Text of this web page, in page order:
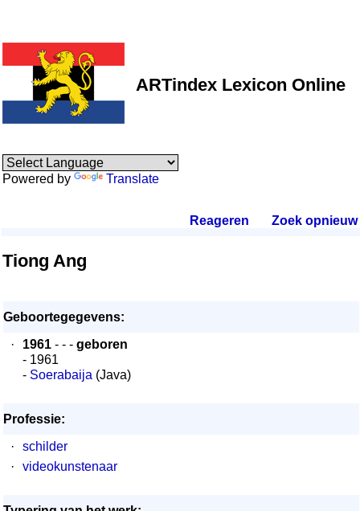
ARTindex Lexicon Online
Powered by Translate
Reageren Zoek opnieuw.
Tiong Ang
Geboortegegevens:
·
1961 - - - geboren
- 1961
- Soerabaija (Java)
Professie:
·
schilder
·
videokunstenaar